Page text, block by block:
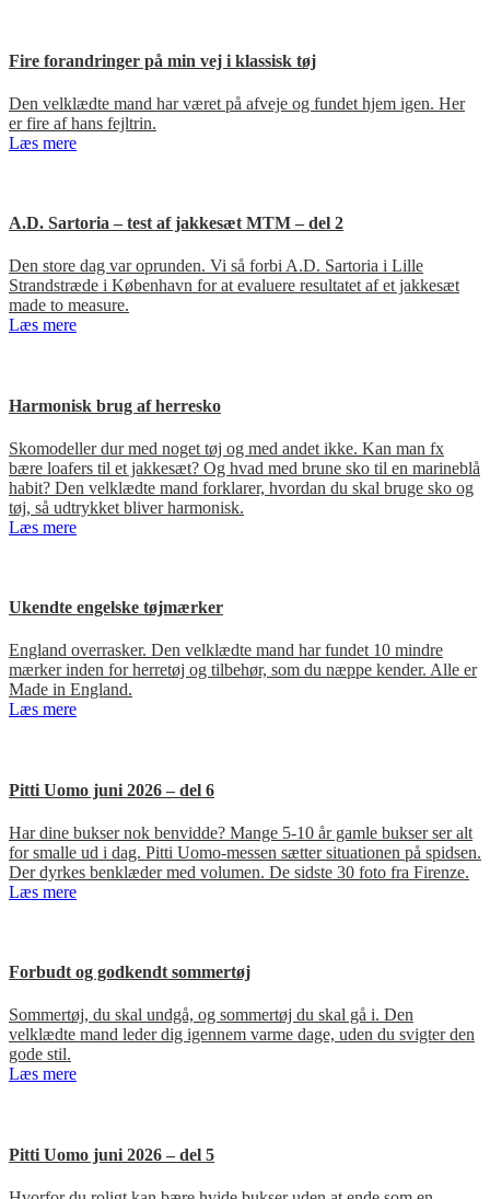
Fire forandringer på min vej i klassisk tøj
Den velklædte mand har været på afveje og fundet hjem igen. Her
er fire af hans fejltrin.
Læs mere
A.D. Sartoria – test af jakkesæt MTM – del 2
Den store dag var oprunden. Vi så forbi A.D. Sartoria i Lille
Strandstræde i København for at evaluere resultatet af et jakkesæt
made to measure.
Læs mere
Harmonisk brug af herresko
Skomodeller dur med noget tøj og med andet ikke. Kan man fx
bære loafers til et jakkesæt? Og hvad med brune sko til en marineblå
habit? Den velklædte mand forklarer, hvordan du skal bruge sko og
tøj, så udtrykket bliver harmonisk.
Læs mere
Ukendte engelske tøjmærker
England overrasker. Den velklædte mand har fundet 10 mindre
mærker inden for herretøj og tilbehør, som du næppe kender. Alle er
Made in England.
Læs mere
Pitti Uomo juni 2026 – del 6
Har dine bukser nok benvidde? Mange 5-10 år gamle bukser ser alt
for smalle ud i dag. Pitti Uomo-messen sætter situationen på spidsen.
Der dyrkes benklæder med volumen. De sidste 30 foto fra Firenze.
Læs mere
Forbudt og godkendt sommertøj
Sommertøj, du skal undgå, og sommertøj du skal gå i. Den
velklædte mand leder dig igennem varme dage, uden du svigter den
gode stil.
Læs mere
Pitti Uomo juni 2026 – del 5